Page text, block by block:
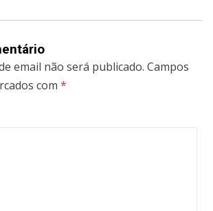
email não será publicado. Campos
com *